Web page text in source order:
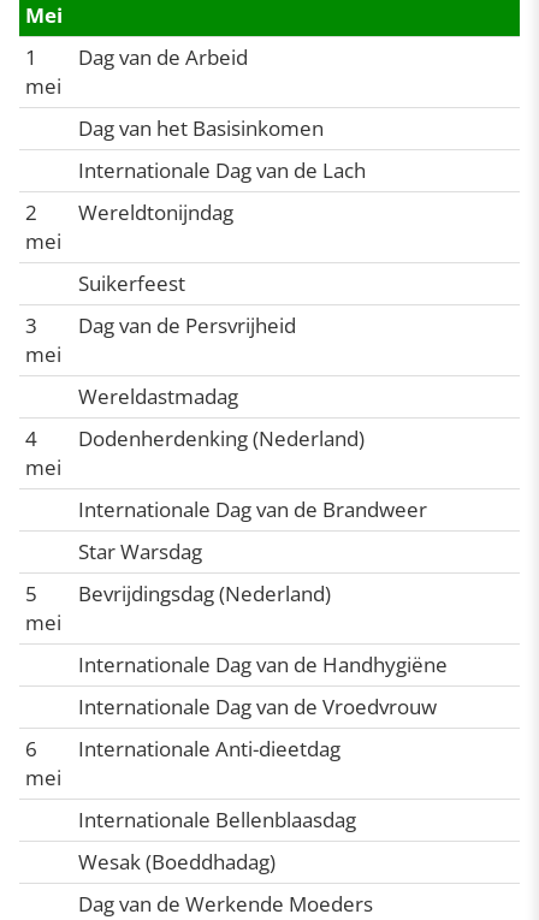
Mei
1
mei
Dag van de Arbeid
Dag van het Basisinkomen
Internationale Dag van de Lach
2
mei
Wereldtonijndag
Suikerfeest
3
mei
Dag van de Persvrijheid
Wereldastmadag
4
mei
Dodenherdenking (Nederland)
Internationale Dag van de Brandweer
Star Warsdag
5
mei
Bevrijdingsdag (Nederland)
Internationale Dag van de Handhygiëne
Internationale Dag van de Vroedvrouw
6
mei
Internationale Anti-dieetdag
Internationale Bellenblaasdag
Wesak (Boeddhadag)
Dag van de Werkende Moeders